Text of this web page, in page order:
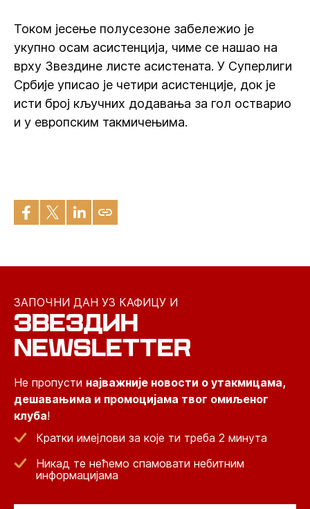
Током јесење полусезоне забележио је
укупно осам асистенција, чиме се нашао на
врху Звездине листе асистената. У Суперлиги
Србије уписао је четири асистенције, док је
исти број кључних додавања за гол остварио
и у европским такмичењима.
ЗАПОЧНИ ДАН УЗ КАФИЦУ И
ЗВЕЗДИН
NEWSLETTER
Не пропусти најважније новости о утакмицама,
дешавањима и промоцијама твог омиљеног
клуба!
Кратки имејлови за које ти треба 2 минута
Никад те нећемо спамовати небитним
информацијама